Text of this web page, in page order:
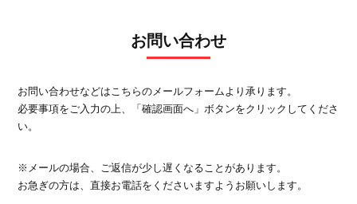
お問い合わせ
お問い合わせなどはこちらのメールフォームより承ります。
必要事項をご入力の上、「確認画面へ」ボタンをクリックしてくださ
い。
※メールの場合、ご返信が少し遅くなることがあります。
お急ぎの方は、直接お電話をくださいますようお願いします。